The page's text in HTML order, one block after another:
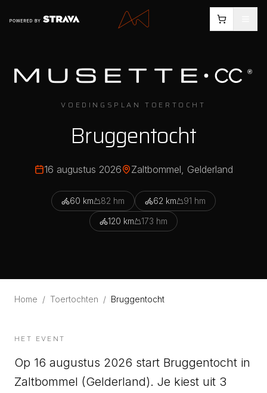
VOEDINGSPLAN TOERTOCHT
Bruggentocht
16 augustus 2026 Zaltbommel, Gelderland
60 km 82 hm 62 km 91 hm
120 km 173 hm
Home / Toertochten / Bruggentocht
HET EVENT
Op 16 augustus 2026 start Bruggentocht in
Zaltbommel (Gelderland). Je kiest uit 3